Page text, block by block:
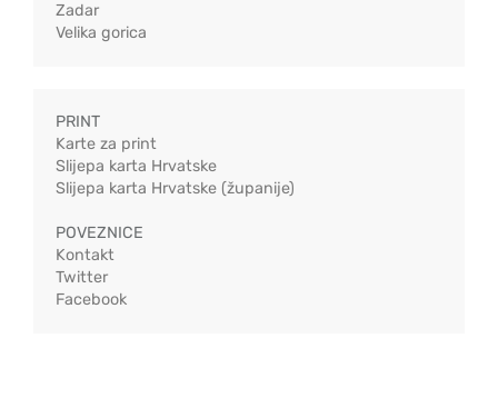
Zadar
Velika gorica
PRINT
Karte za print
Slijepa karta Hrvatske
Slijepa karta Hrvatske (županije)
POVEZNICE
Kontakt
Twitter
Facebook